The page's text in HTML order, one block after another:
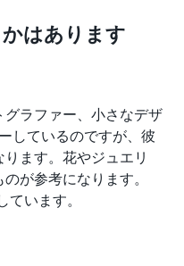
はあります
ラファー、小さなデザ
しているのですが、彼
ます。花やジュエリ
が参考になります。
ています。